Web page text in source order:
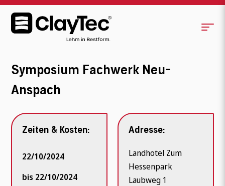
Symposium Fachwerk Neu-
Anspach
Zeiten & Kosten:
22/10/2024
bis 22/10/2024
Adresse:
Landhotel Zum
Hessenpark
Laubweg 1